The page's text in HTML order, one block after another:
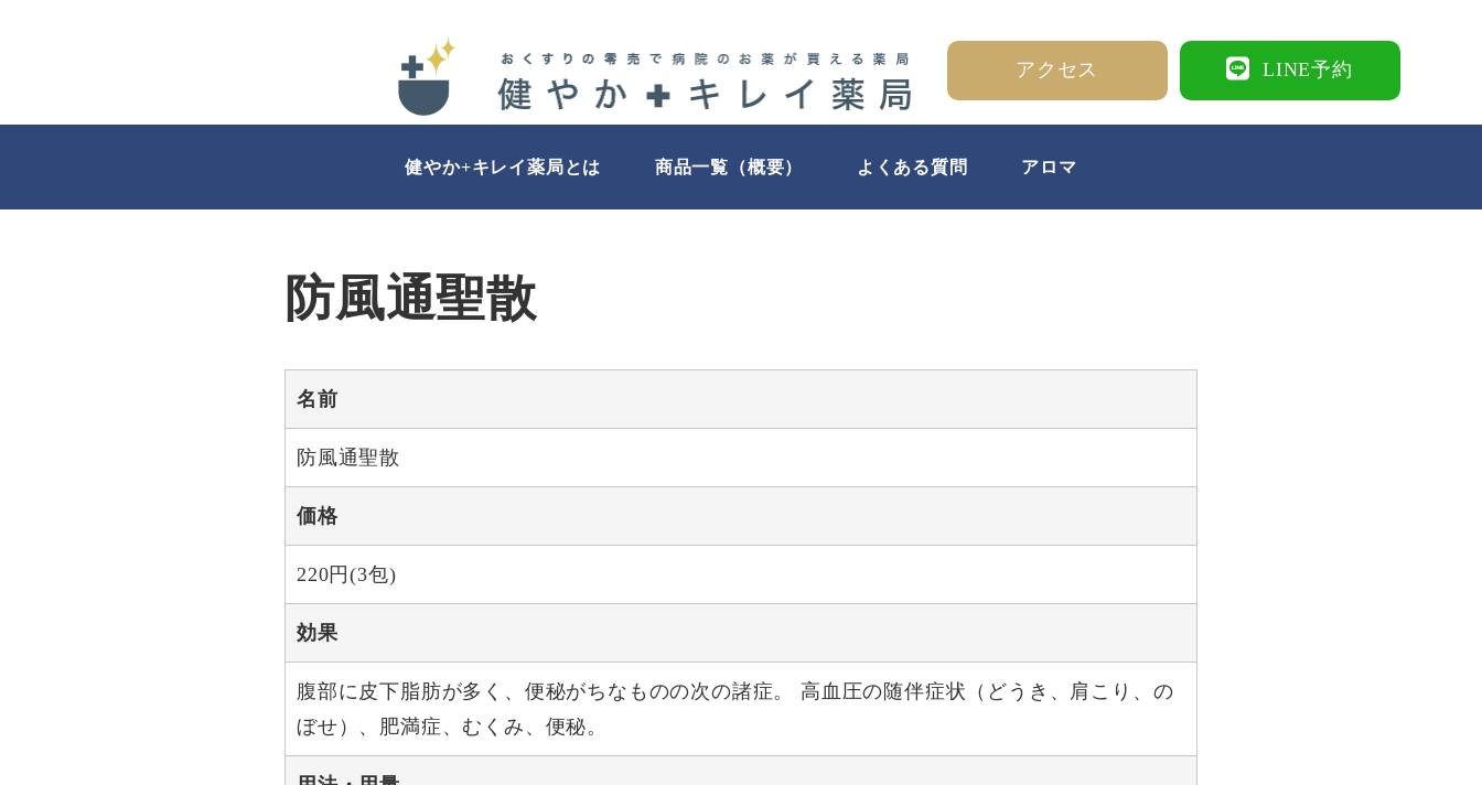
アクセス LINE予約
健やか+キレイ薬局とは 商品一覧（概要） よくある質問 アロマ
防風通聖散
名前
防風通聖散
価格
220円(3包)
効果
腹部に皮下脂肪が多く、便秘がちなものの次の諸症。 高血圧の随伴症状（どうき、肩こり、の
ぼせ）、肥満症、むくみ、便秘。